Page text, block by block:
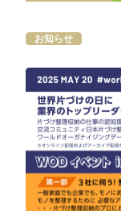
お知らせ